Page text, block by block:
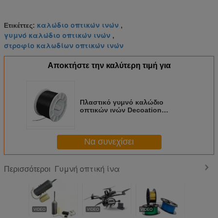
Ετικέττες: καλώδιο οπτικών ινών ,
γυμνό καλώδιο οπτικών ινών ,
στροφίο καλωδίων οπτικών ινών
Αποκτήστε την καλύτερη τιμή για
Πλαστικό γυμνό καλώδιο
οπτικών ινών Decoation
Να συνεχίσει
Περισσότεροι Γυμνή οπτική ίνα